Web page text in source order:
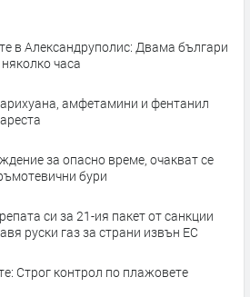
в Александруполис: Двама българи
часа
амфетамини и фентанил
за опасно време, очакват се
бури
си за 21-ия пакет от санкции
руски газ за страни извън ЕС
Строг контрол по плажовете